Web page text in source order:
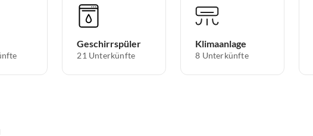
Geschirrspüler
21 Unterkünfte
Klimaanlage
8 Unterkünfte